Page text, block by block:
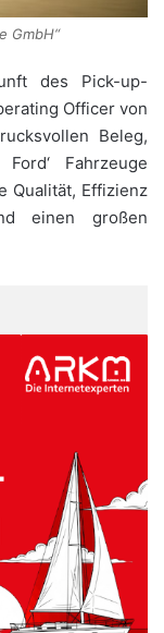
GmbH“
des Pick-up-
Officer von
Beleg,
Fahrzeuge
Qualität, Effizienz
einen großen